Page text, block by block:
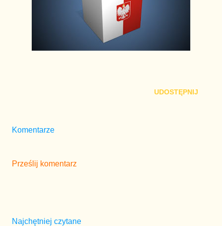
UDOSTĘPNIJ
Komentarze
Prześlij komentarz
Najchętniej czytane